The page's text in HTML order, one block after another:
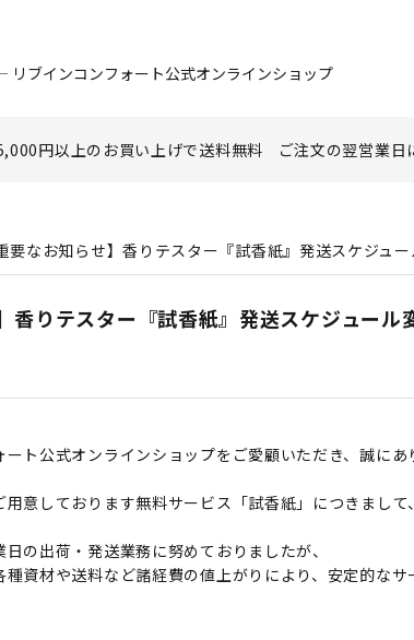
ブインコンフォート公式オンラインショップ
円以上のお買い上げで送料無料 ご注文の翌営業
重要なお知らせ】香りテスター『試香紙』発送スケジュ
香りテスター『試香紙』発送スケジュール
ト公式オンラインショップをご愛顧いただき、誠に
意しております無料サービス「試香紙」につきまし
の出荷・発送業務に努めておりましたが、
資材や送料など諸経費の値上がりにより、安定的な